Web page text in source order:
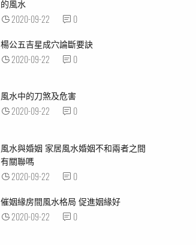
的風水
2020-09-22 0
楊公五吉星成穴論斷要訣
2020-09-22 0
風水中的刀煞及危害
2020-09-22 0
風水與婚姻 家居風水婚姻不和兩者之間
有關聯嗎
2020-09-22 0
催姻緣房間風水格局 促進姻緣好
2020-09-22 0